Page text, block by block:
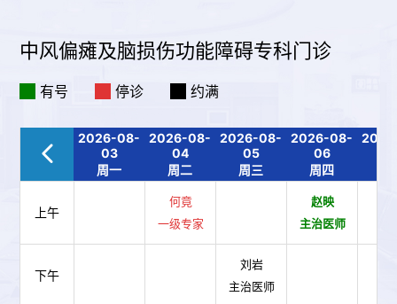
中风偏瘫及脑损伤功能障碍专科门诊
有号 停诊 约满
2026-08-
03
周一
2026-08-
04
周二
2026-08-
05
周三
2026-08-
06
周四
上午
何竟
一级专家
赵映
主治医师
下午
刘岩
主治医师